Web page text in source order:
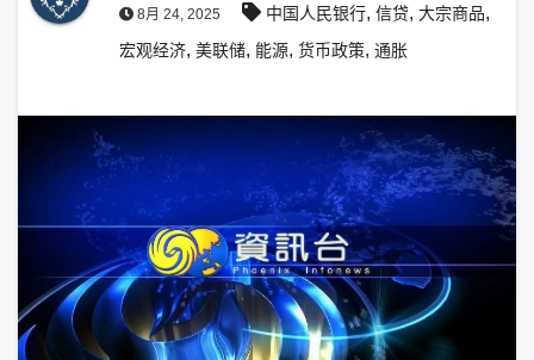
8月 24, 2025 中国人民银行, 信贷, 大宗商品,
宏观经济, 美联储, 能源, 货币政策, 通胀